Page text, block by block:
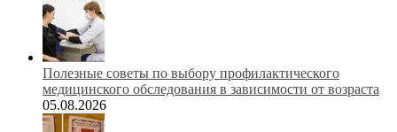
Полезные советы по выбору профилактического
медицинского обследования в зависимости от возраста
05.08.2026